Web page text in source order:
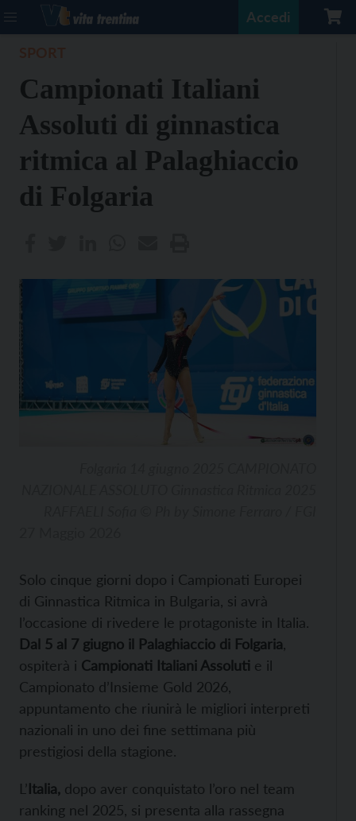
Accedi
Campionati Italiani
Assoluti di ginnastica
ritmica al Palaghiaccio
di Folgaria
Solo cinque giorni dopo i Campionati Europei
di Ginnastica Ritmica in Bulgaria, si avrà
l’occasione di rivedere le protagoniste in Italia.
Dal 5 al 7 giugno il Palaghiaccio di Folgaria
ospiterà i Campionati Italiani Assoluti e il
Campionato d’Insieme Gold 2026,
appuntamento che riunirà le migliori interpreti
nazionali in uno dei fine settimana più
prestigiosi della stagione.
L’Italia, dopo aver conquistato l’oro nel team
ranking nel 2025, si presenta alla rassegna